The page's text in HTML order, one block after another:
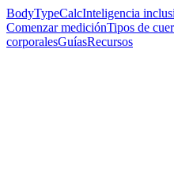
BodyTypeCalcInteligencia
Comenzar mediciónTipos de
corporalesGuíasRecursos